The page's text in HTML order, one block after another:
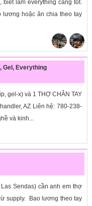
làm everything càng tốt.
hoặc ăn chia theo tay
Gel, Everything
gel-x) và 1 THỢ CHÂN TAY
AZ Liên hệ: 780-238-
và kinh...
Sendas) cần anh em thợ
supply. Bao lương theo tay